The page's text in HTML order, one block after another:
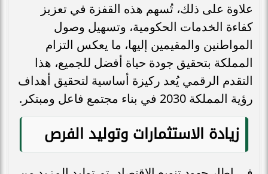
علاوة على ذلك، تُسهم هذه القفزة في تعزيز
كفاءة الخدمات الحكومية، وتسهيل وصول
المواطنين والمقيمين إليها، ما يعكس التزام
المملكة بتحقيق جودة حياة أفضل للجميع، هذا
التقدم الرقمي يُعد ركيزة أساسية لتحقيق أهداف
رؤية المملكة 2030 في بناء مجتمع فاعل ومبتكر.
زيادة الاستثمارات وتوليد الفرص